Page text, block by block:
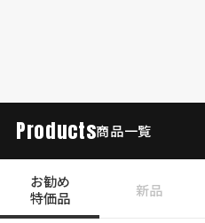
Products商品一覧
お勧め
特価品
新品